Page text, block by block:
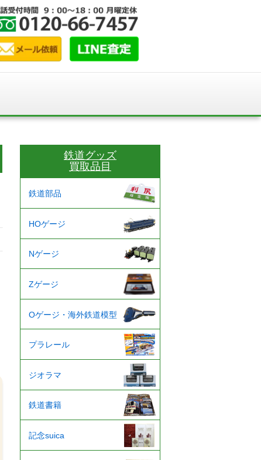
鉄道グッズ
買取品目
鉄道部品
HOゲージ
Nゲージ
Zゲージ
Oゲージ・海外鉄道模型
プラレール
ジオラマ
鉄道書籍
記念suica